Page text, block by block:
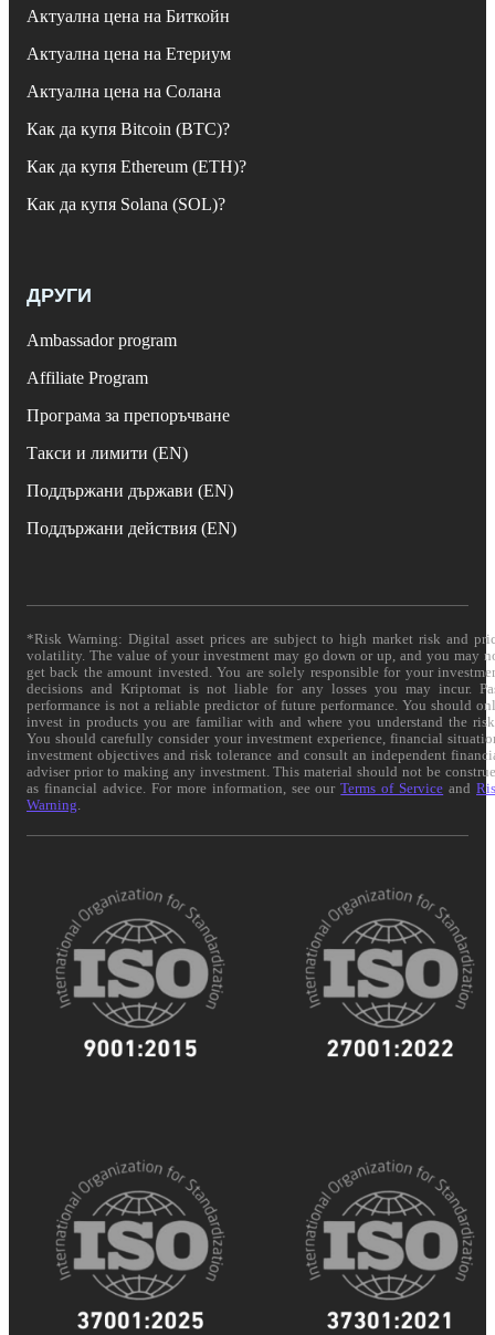
Актуална цена на Биткойн
Актуална цена на Етериум
Актуална цена на Солана
Как да купя Bitcoin (BTC)?
Как да купя Ethereum (ETH)?
Как да купя Solana (SOL)?
ДРУГИ
Ambassador program
Affiliate Program
Програма за препоръчване
Такси и лимити (EN)
Поддържани държави (EN)
Поддържани действия (EN)
*Risk Warning: Digital asset prices are subject to high market risk and
volatility. The value of your investment may go down or up, and you may
get back the amount invested. You are solely responsible for your
decisions and Kriptomat is not liable for any losses you may incur.
performance is not a reliable predictor of future performance. You should
invest in products you are familiar with and where you understand the
You should carefully consider your investment experience, financial
investment objectives and risk tolerance and consult an independent
adviser prior to making any investment. This material should not be
as financial advice. For more information, see ourTerms of Service and
Warning